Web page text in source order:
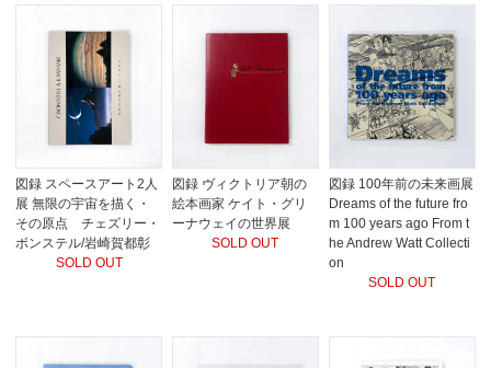
図録 スペースアート2人
展 無限の宇宙を描く・
その原点 チェズリー・
ボンステル/岩崎賀都彰
SOLD OUT
図録 ヴィクトリア朝の
絵本画家 ケイト・グリ
ーナウェイの世界展
SOLD OUT
図録 100年前の未来画展
Dreams of the future fro
m 100 years ago From t
he Andrew Watt Collecti
on
SOLD OUT